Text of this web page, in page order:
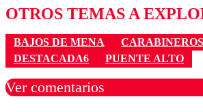
OTROS TEMAS A
BAJOS DE MENA
CARABINEROS
DESTACADA6
PUENTE ALTO
Ver comentarios